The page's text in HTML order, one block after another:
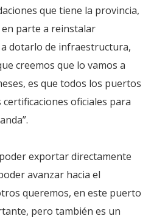
que tiene la provincia,
parte a reinstalar
dotarlo de infraestructura,
creemos que lo vamos a
es que todos los puertos
oficiales para
exportar directamente
avanzar hacia el
queremos, en este puerto
pero también es un